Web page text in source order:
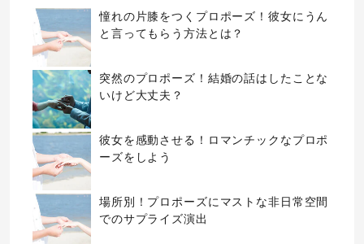
憧れの片膝をつくプロポーズ！彼女にうん
と言ってもらう方法とは？
突然のプロポーズ！結婚の話はしたことな
いけど大丈夫？
彼女を感動させる！ロマンチックなプロポ
ーズをしよう
場所別！プロポーズにマストな非日常空間
でのサプライズ演出